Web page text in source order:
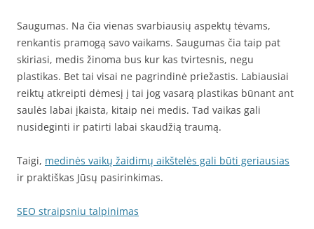
Saugumas. Na čia vienas svarbiausių aspektų tėvams,
renkantis pramogą savo vaikams. Saugumas čia taip pat
skiriasi, medis žinoma bus kur kas tvirtesnis, negu
plastikas. Bet tai visai ne pagrindinė priežastis. Labiausiai
reiktų atkreipti dėmesį į tai jog vasarą plastikas būnant ant
saulės labai įkaista, kitaip nei medis. Tad vaikas gali
nusideginti ir patirti labai skaudžią traumą.
Taigi, medinės vaikų žaidimų aikštelės gali būti geriausias
ir praktiškas Jūsų pasirinkimas.
SEO straipsniu talpinimas